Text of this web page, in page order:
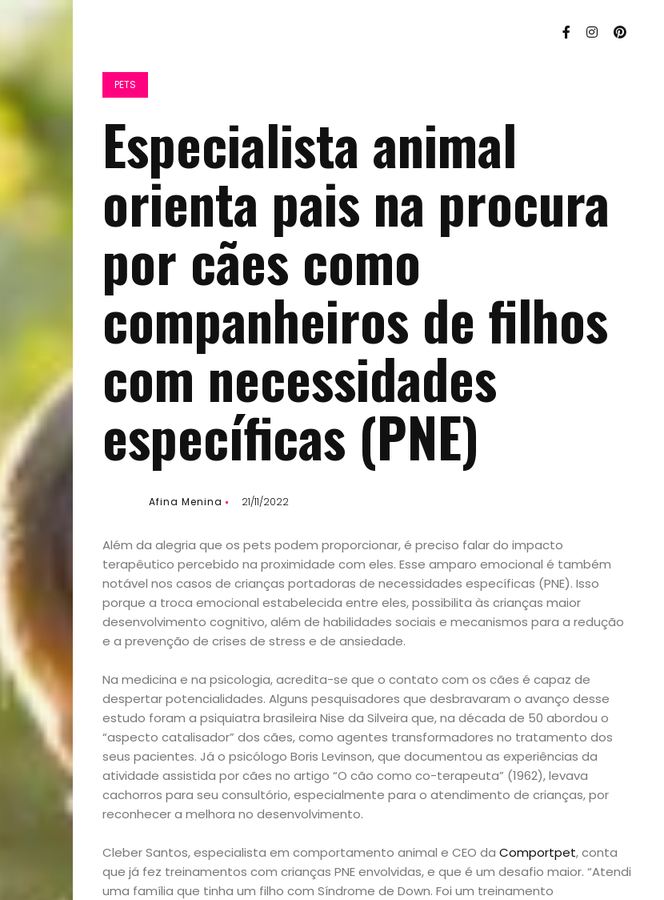
PETS
Especialista animal
orienta pais na procura
por cães como
companheiros de filhos
com necessidades
específicas (PNE)
Afina Menina 21/11/2022
Além da alegria que os pets podem proporcionar, é preciso falar do impacto
terapêutico percebido na proximidade com eles. Esse amparo emocional é também
notável nos casos de crianças portadoras de necessidades específicas (PNE). Isso
porque a troca emocional estabelecida entre eles, possibilita às crianças maior
desenvolvimento cognitivo, além de habilidades sociais e mecanismos para a redução
e a prevenção de crises de stress e de ansiedade.
Na medicina e na psicologia, acredita-se que o contato com os cães é capaz de
despertar potencialidades. Alguns pesquisadores que desbravaram o avanço desse
estudo foram a psiquiatra brasileira Nise da Silveira que, na década de 50 abordou o
“aspecto catalisador” dos cães, como agentes transformadores no tratamento dos
seus pacientes. Já o psicólogo Boris Levinson, que documentou as experiências da
atividade assistida por cães no artigo “O cão como co-terapeuta” (1962), levava
cachorros para seu consultório, especialmente para o atendimento de crianças, por
reconhecer a melhora no desenvolvimento.
Cleber Santos, especialista em comportamento animal e CEO da Comportpet, conta
que já fez treinamentos com crianças PNE envolvidas, e que é um desafio maior. “Atendi
uma família que tinha um filho com Síndrome de Down. Foi um treinamento